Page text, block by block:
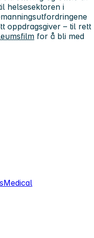
helsesektoren i
oppdragsgiver – til rett
for å bli med